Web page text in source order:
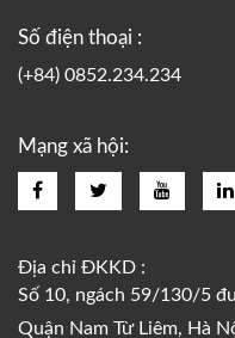
Số điện thoại :
(+84) 0852.234.234
Mạng xã hội:
Địa chỉ ĐKKD :
Số 10, ngách 59/130/5
Quận Nam Từ Liêm, Hà